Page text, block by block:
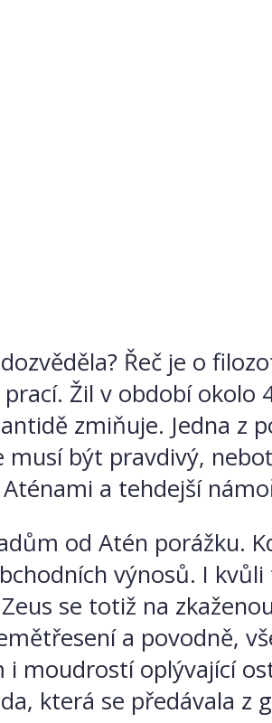
Řeč je o
Žil v období okolo
zmiňuje. Jedna z
být pravdivý,
a tehdejší
od Atén porážku.
výnosů. I
se totiž na
a povodně,
moudrostí oplývající
která se předávala z